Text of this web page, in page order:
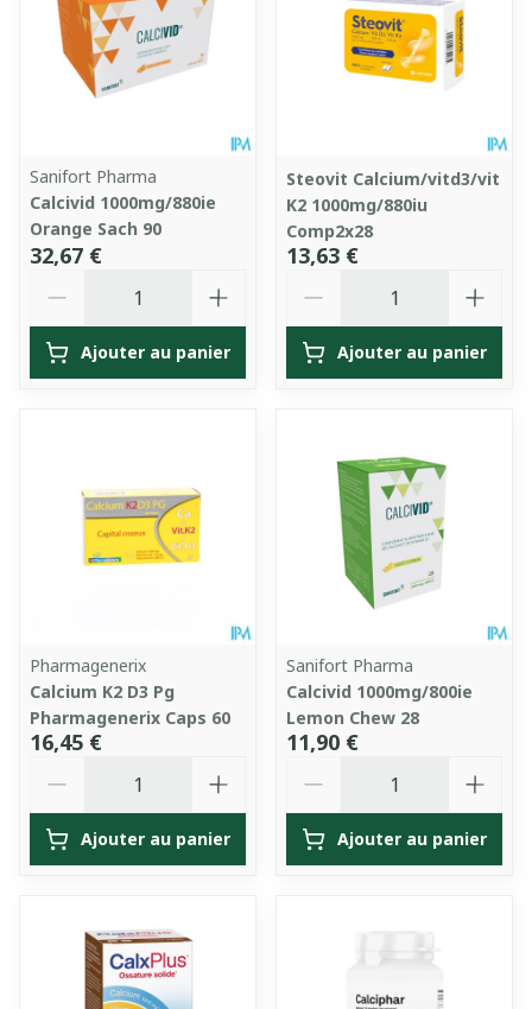
Sanifort Pharma
Calcivid 1000mg/880ie
Orange Sach 90
32,67 €
Ajouter au panier
Steovit Calcium/vitd3/vit
K2 1000mg/880iu
Comp2x28
13,63 €
Ajouter au panier
Pharmagenerix
Calcium K2 D3 Pg
Pharmagenerix Caps 60
16,45 €
Ajouter au panier
Sanifort Pharma
Calcivid 1000mg/800ie
Lemon Chew 28
11,90 €
Ajouter au panier